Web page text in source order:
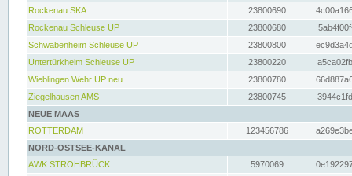
Rockenau SKA
23800690
Rockenau Schleuse UP
23800680
Schwabenheim Schleuse UP
23800800
Untertürkheim Schleuse UP
23800220
Wieblingen Wehr UP neu
23800780
Ziegelhausen AMS
23800745
NEUE MAAS
ROTTERDAM
123456786
NORD-OSTSEE-KANAL
AWK STROHBRÜCK
5970069